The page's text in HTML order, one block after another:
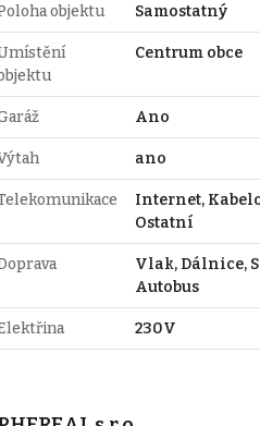
objektu Samostatný
Centrum obce
Ano
ano
Internet,
Ostatní
Vlak, Dálnice,
Autobus
230V